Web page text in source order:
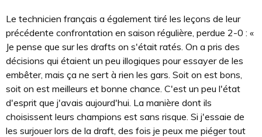
Le technicien français a également tiré les leçons de leur
précédente confrontation en saison régulière, perdue 2-0 : «
Je pense que sur les drafts on s'était ratés. On a pris des
décisions qui étaient un peu illogiques pour essayer de les
embêter, mais ça ne sert à rien les gars. Soit on est bons,
soit on est meilleurs et bonne chance. C'est un peu l'état
d'esprit que j'avais aujourd'hui. La manière dont ils
choisissent leurs champions est sans risque. Si j'essaie de
les surjouer lors de la draft, des fois je peux me piéger tout